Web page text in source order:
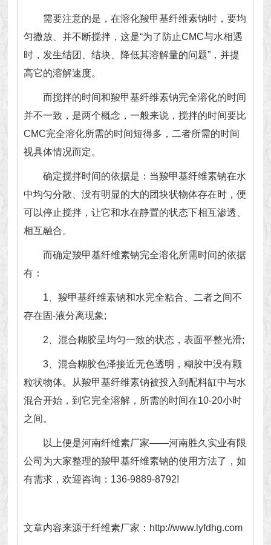
需要注意的是，在溶化羧甲基纤维素钠时，要均
匀撒放、并不断搅拌，这是“为了防止CMC与水相遇
时，发生结团、结块、降低其溶解量的问题”，并提
高它的溶解速度。
而搅拌的时间和羧甲基纤维素钠完全溶化的时间
并不一致，是两个概念，一般来说，搅拌的时间要比
CMC完全溶化所需的时间短得多，二者所需的时间
视具体情况而定。
确定搅拌时间的依据是：当羧甲基纤维素钠在水
中均匀分散、没有明显的大的团块状物体存在时，便
可以停止搅拌，让它和水在静置的状态下相互渗透、
相互融合。
而确定羧甲基纤维素钠完全溶化所需时间的依据
有：
1、羧甲基纤维素钠和水完全粘合、二者之间不
存在固-液分离现象;
2、混合糊胶呈均匀一致的状态，表面平整光滑;
3、混合糊胶色泽接近无色透明，糊胶中没有颗
粒状物体。从羧甲基纤维素钠被投入到配料缸中与水
混合开始，到它完全溶解，所需的时间在10-20小时
之间。
以上便是河南纤维素厂家——河南胜久实业有限
公司为大家整理的羧甲基纤维素钠的使用方法了，如
有需求，欢迎咨询：136-9889-8792!
文章内容来源于纤维素厂家： http://www.lyfdhg.com